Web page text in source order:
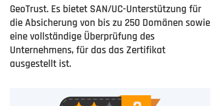
GeoTrust. Es bietet SAN/UC-Unterstützung für
die Absicherung von bis zu 250 Domänen sowie
eine vollständige Überprüfung des
Unternehmens, für das das Zertifikat
ausgestellt ist.